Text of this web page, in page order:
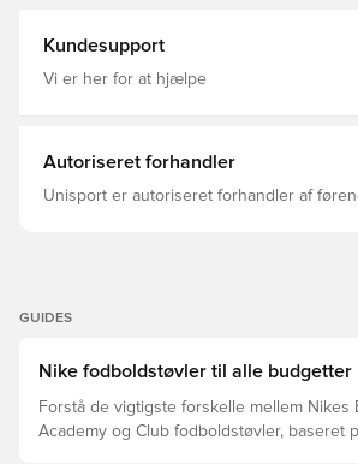
Kundesupport
Vi er her for at hjælpe
Autoriseret forhandler
Unisport er autoriseret forhandler af
GUIDES
Nike fodboldstøvler til alle budgetter
Forstå de vigtigste forskelle mellem Nikes
Academy og Club fodboldstøvler, baseret